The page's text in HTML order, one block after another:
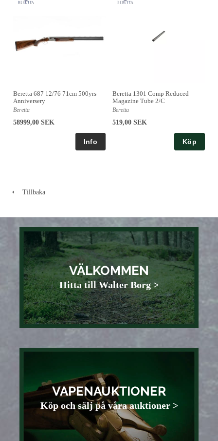
Beretta 687 12/76 71cm 500yrs
Anniversery
Beretta
58999,00 SEK
Beretta 1301 Comp Reduced
Magazine Tube 2/C
Beretta
519,00 SEK
Köp
Tillbaka
VÄLKOMMEN
Hitta till Walter Borg >
VAPENAUKTIONER
Köp och sälj på våra auktioner >